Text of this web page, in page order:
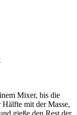
Mixer, bis die
mit der Masse,
gieße den Rest der